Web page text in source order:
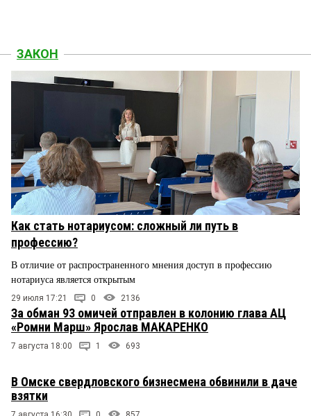
ЗАКОН
Как стать нотариусом: сложный ли путь в
профессию?
В отличие от распространенного мнения доступ в профессию
нотариуса является открытым
29 июля 17:21 0 2136
За обман 93 омичей отправлен в колонию глава АЦ
«Ромни Марш» Ярослав МАКАРЕНКО
7 августа 18:00 1 693
В Омске свердловского бизнесмена обвинили в даче
взятки